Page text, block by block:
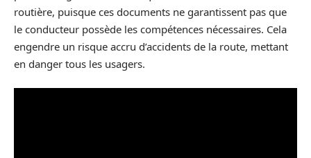
routière, puisque ces documents ne garantissent pas que
le conducteur possède les compétences nécessaires. Cela
engendre un risque accru d’accidents de la route, mettant
en danger tous les usagers.